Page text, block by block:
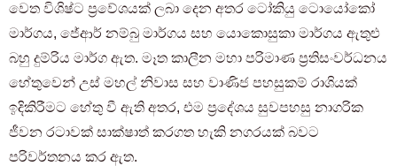
වෙත විශිෂ්ට ප්‍රවේශයක් ලබා දෙන අතර ටෝකියු ටොයෝකෝ
මාර්ගය, ජේආර් නම්බු මාර්ගය සහ යොකොසුකා මාර්ගය ඇතුළු
බහු දුම්රිය මාර්ග ඇත. මෑත කාලීන මහා පරිමාණ ප්‍රතිසංවර්ධනය
හේතුවෙන් උස් මහල් නිවාස සහ වාණිජ පහසුකම් රාශියක්
ඉදිකිරීමට හේතු වී ඇති අතර, එම ප්‍රදේශය සුවපහසු නාගරික
ජීවන රටාවක් සාක්ෂාත් කරගත හැකි නගරයක් බවට
පරිවර්තනය කර ඇත.